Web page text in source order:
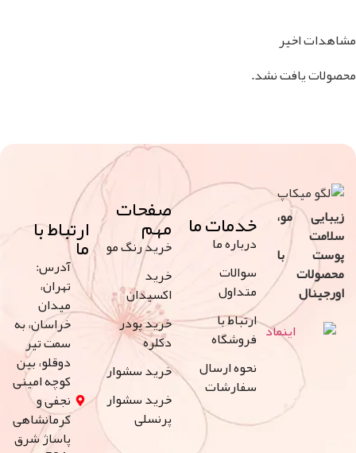
نشد.
مو،
با
خدمات ما
درباره ما
سوالات
متداول
ارتباط با
فروشگاه
نحوه ارسال
سفارشات
صفحاتمهم
خرید رنگ مو
خرید
اکسیدان
خرید پودر
دکلره
خرید سشوار
خرید سشوار
پرنسلی
ارتباط باما آدرس:
تهران،
میدان
خراسان، به
سمت تیر
دوقلو، بین
کوچه امینی
نجفی و
کرمانشاهی
پاساژ شرق